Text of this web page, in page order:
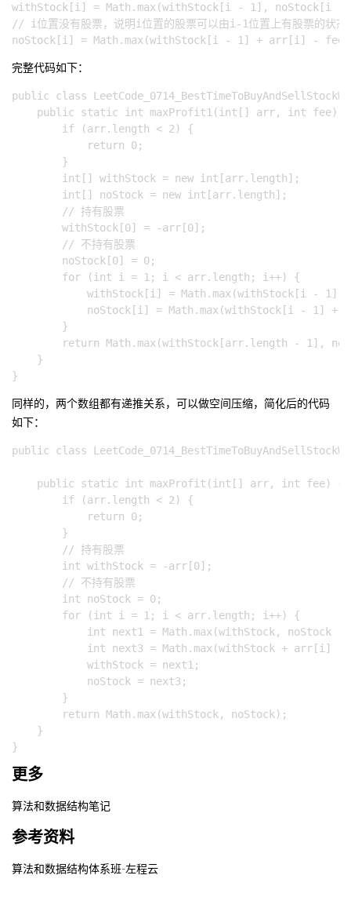
withStock[i] = Math.max(withStock[i - 1],
// i位置没有股票，说明i位置的股票可以由i-1位置上有股票的状态
完整代码如下：
public class
    public static int maxProfit1(int[] arr, int fee) {
        if (arr.length < 2) {
            return 0;
        }
        int[] withStock = new int[arr.length];
        int[] noStock = new int[arr.length];
        // 持有股票
        withStock[0] = -arr[0];
        // 不持有股票
        noStock[0] = 0;
        for (int i = 1; i < arr.length; i++) {
withStock[i] = Math.max(withStock[i - 1],
noStock[i] = Math.max(withStock[i - 1] +
        }
return Math.max(withStock[arr.length - 1],
    }
同样的，两个数组都有递推关系，可以做空间压缩，简化后的代码
如下：
public class
    public static int maxProfit(int[] arr, int fee) {
        if (arr.length < 2) {
            return 0;
        }
        // 持有股票
        int withStock = -arr[0];
        // 不持有股票
        int noStock = 0;
        for (int i = 1; i < arr.length; i++) {
int next1 = Math.max(withStock, noStock -
int next3 = Math.max(withStock + arr[i] -
            withStock = next1;
            noStock = next3;
        }
        return Math.max(withStock, noStock);
    }
更多
算法和数据结构笔记
参考资料
算法和数据结构体系班-左程云